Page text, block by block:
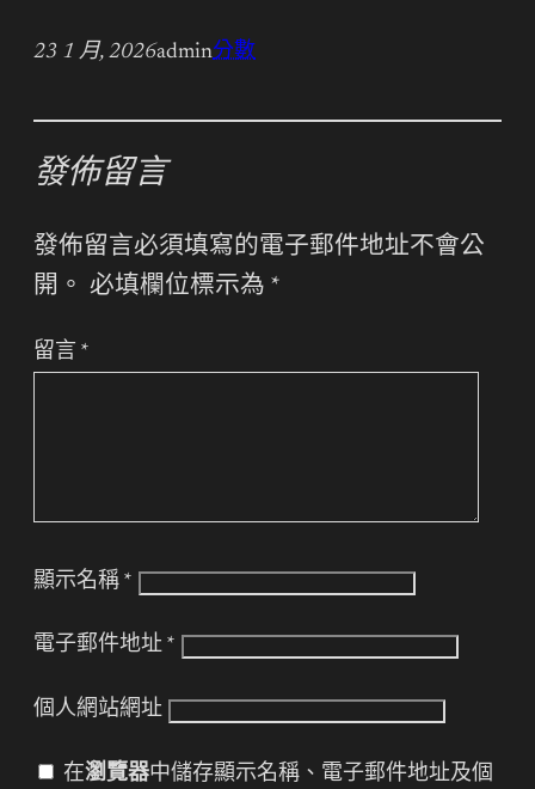
23 1 月, 2026admin分數
發佈留言
發佈留言必須填寫的電子郵件地址不會公
開。 必填欄位標示為 *
留言 *
顯示名稱 *
電子郵件地址 *
個人網站網址
在瀏覽器中儲存顯示名稱、電子郵件地址及個